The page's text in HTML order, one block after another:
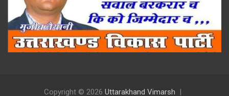
Copyright © 2026 Uttarakhand Vimarsh